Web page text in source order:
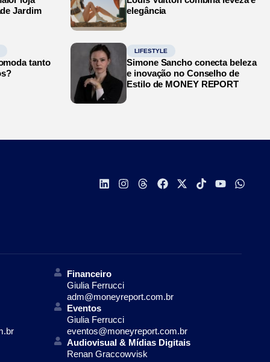
Jardim
elegância
tanto
LIFESTYLE
Simone Sancho conecta beleza
e inovação no Conselho de
Estilo de MONEY REPORT
Financeiro
Giulia Ferrucci
adm@moneyreport.com.br
Eventos
Giulia Ferrucci
eventos@moneyreport.com.br
Audiovisual & Mídias Digitais
Renan Graccowvisk